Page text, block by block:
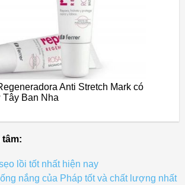
Anti Stretch Mark có
Ban Nha
tâm:
lồi tốt nhất hiện nay
nắng của Pháp tốt và chất lượng nhất